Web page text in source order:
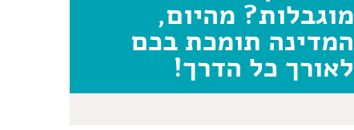
מוגבלות? מהיום,
המדינה תומכת בכם
לאורך כל הדרך!